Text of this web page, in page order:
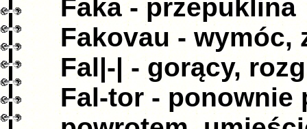
Faka - przepuklina
Fakovau - wymóc,
Fal|-| - gorący,
Fal-tor - ponownie